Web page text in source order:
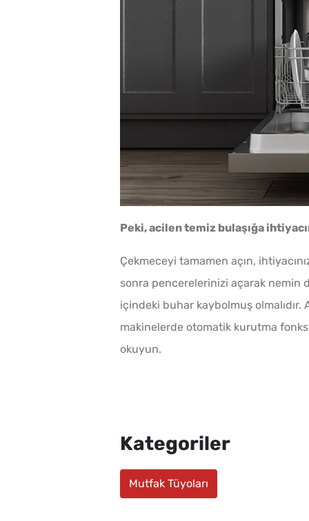
Peki, acilen temiz bulaşığa
Çekmeceyi tamamen açın,
sonra pencerelerinizi açarak nemin
içindeki buhar kaybolmuş olmalıdır.
makinelerde otomatik kurutma
okuyun.
Kategoriler
Mutfak Tüyoları